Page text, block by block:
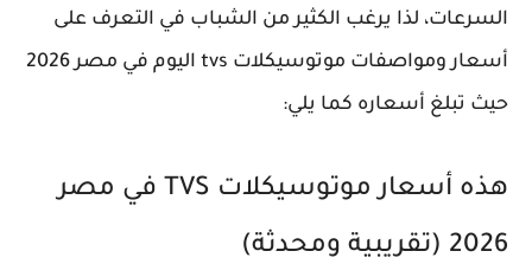
السرعات، لذا يرغب الكثير من الشباب في التعرف على
أسعار ومواصفات موتوسيكلات tvs اليوم في مصر 2026
حيث تبلغ أسعاره كما يلي:
هذه أسعار موتوسيكلات TVS في مصر
2026 (تقريبية ومحدثة)